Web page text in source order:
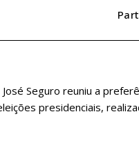
Seguro reuniu a
presidenciais,